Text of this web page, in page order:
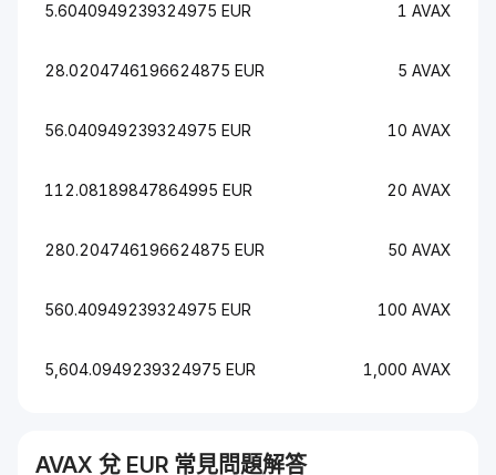
5.6040949239324975 EUR 1 AVAX
28.0204746196624875 EUR 5 AVAX
56.040949239324975 EUR 10 AVAX
112.08189847864995 EUR 20 AVAX
280.204746196624875 EUR 50 AVAX
560.40949239324975 EUR 100 AVAX
5,604.0949239324975 EUR 1,000 AVAX
AVAX 兌 EUR 常見問題解答